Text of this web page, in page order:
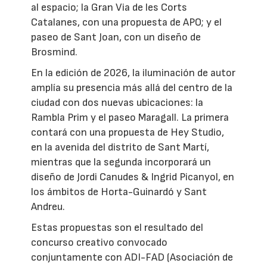
al espacio; la Gran Via de les Corts
Catalanes, con una propuesta de APO; y el
paseo de Sant Joan, con un diseño de
Brosmind.
En la edición de 2026, la iluminación de autor
amplía su presencia más allá del centro de la
ciudad con dos nuevas ubicaciones: la
Rambla Prim y el paseo Maragall. La primera
contará con una propuesta de Hey Studio,
en la avenida del distrito de Sant Martí,
mientras que la segunda incorporará un
diseño de Jordi Canudes & Ingrid Picanyol, en
los ámbitos de Horta-Guinardó y Sant
Andreu.
Estas propuestas son el resultado del
concurso creativo convocado
conjuntamente con ADI-FAD (Asociación de